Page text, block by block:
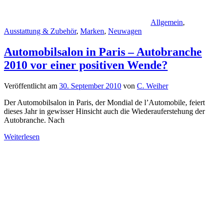
Allgemein,
Ausstattung & Zubehör, Marken, Neuwagen
Automobilsalon in Paris – Autobranche
2010 vor einer positiven Wende?
Veröffentlicht am 30. September 2010 von C. Weiher
Der Automobilsalon in Paris, der Mondial de l’Automobile, feiert
dieses Jahr in gewisser Hinsicht auch die Wiederauferstehung der
Autobranche. Nach
Weiterlesen